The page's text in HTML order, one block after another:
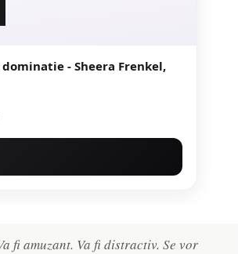
- Sheera Frenkel,
fi amuzant. Va fi distractiv. Se vor